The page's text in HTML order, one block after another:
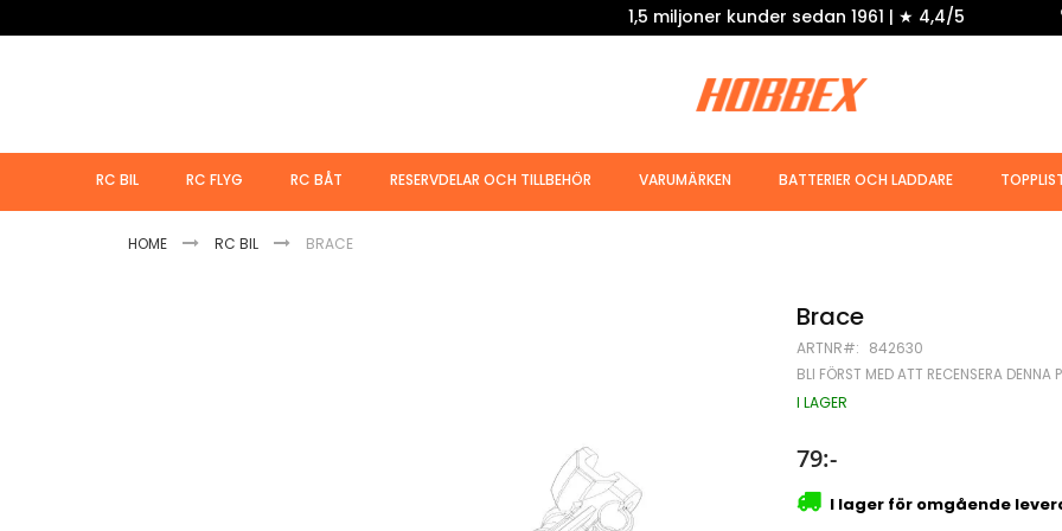
1,5 miljoner kunder sedan 1961 | ★ 4,4/5
RC BIL RC FLYG RC BÅT RESERVDELAR OCH TILLBEHÖR VARUMÄRKEN BATTERIER OCH LADDARE
HOME RC BIL BRACE
Brace
ARTNR 842630
BLI FÖRST MED ATT RECENSERA DENNA
I LAGER
79:-
I lager för omgående